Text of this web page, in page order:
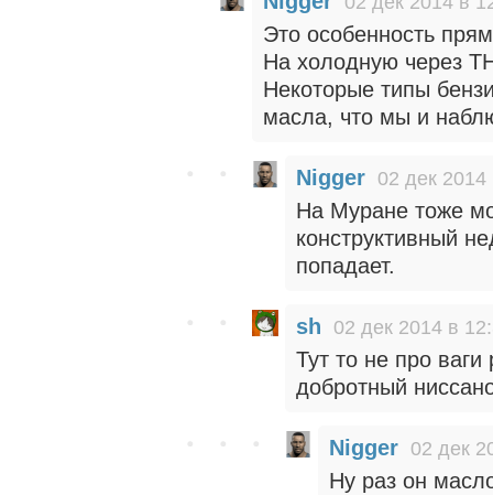
Это особенность
На холодную через
Некоторые типы
масла, что мы и
Nigger 02 дек 2014
На Муране тоже
конструктивный
попадает.
sh 02 дек 2014 в
Тут то не про
добротный
Nigger 02 дек
Ну раз он